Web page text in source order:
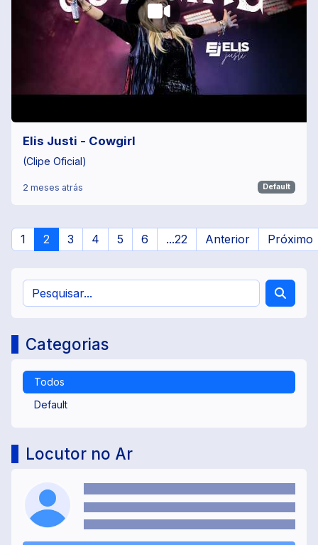
Elis Justi - Cowgirl
(Clipe Oficial)
2 meses atrás Default
1 2 3 4 5 6 ...22 Anterior Próximo
Categorias
Todos
Default
Locutor no Ar